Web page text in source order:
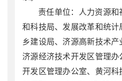
责任单位：人力资源
和科技局、发展改革和统
乡建设局、济源高新技术产
济源经济技术开发区管理
开发区管理办公室、黄河科